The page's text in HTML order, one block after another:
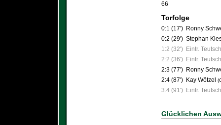
66
Torfolge
0:1 (17') Ronny
0:2 (29') Stephan
1:2 (32') Eintr.
2:2 (36') Eintr.
2:3 (77') Ronny
2:4 (87') Kay Wötzel
3:4 (91') Eintr.
Glücklichen